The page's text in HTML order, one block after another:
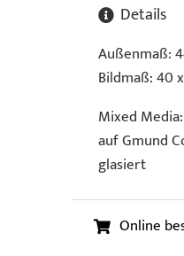
Details
Außenmaß:
Bildmaß: 40
Mixed
auf Gmund
glasiert
Online